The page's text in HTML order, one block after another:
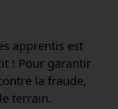
apprentis est
! Pour garantir
la fraude,
terrain.